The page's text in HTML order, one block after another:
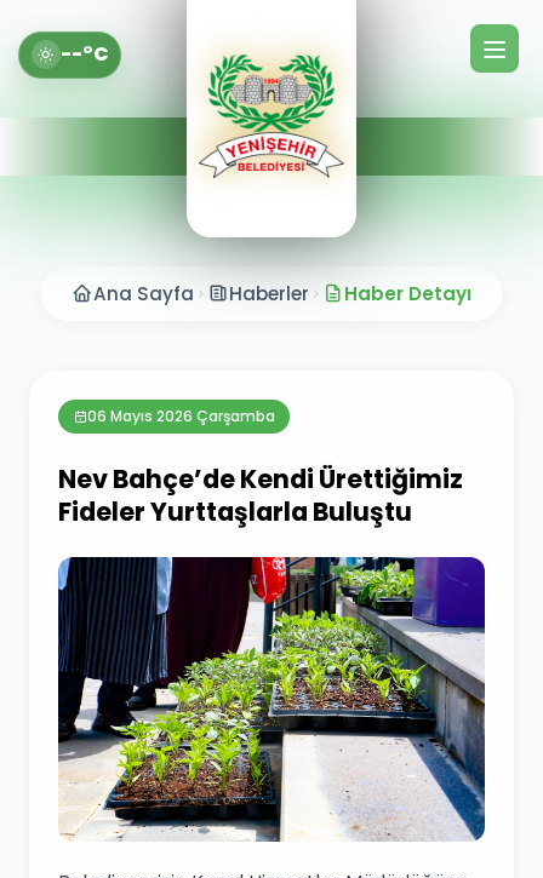
--°C
Ana Sayfa Haberler Haber Detayı
06 Mayıs 2026 Çarşamba
Nev Bahçe’de Kendi Ürettiğimiz
Fideler Yurttaşlarla Buluştu